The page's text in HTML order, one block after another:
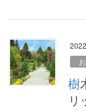
樹木葬とは？購入前に知りたいメ
リ